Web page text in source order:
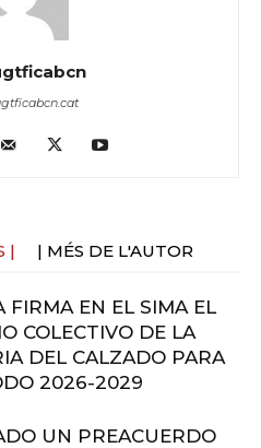
| | MÉS DE L'AUTOR
FIRMA EN EL SIMA EL
COLECTIVO DE LA
DEL CALZADO PARA
2026-2029
UN PREACUERDO